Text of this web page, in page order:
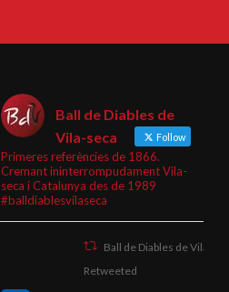
Ball de Diables de
Vila-seca
Follow
Primeres referències de 1866.
Cremant ininterrompudament Vila-
seca i Catalunya des de 1989
#balldiablesvilaseca
Ball de Diables de Vila-seca
Retweeted